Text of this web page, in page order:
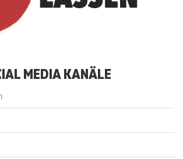
MEDIA KANÄLE